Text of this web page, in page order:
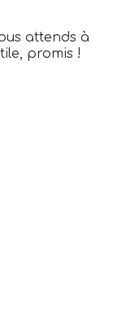
attends à
promis !